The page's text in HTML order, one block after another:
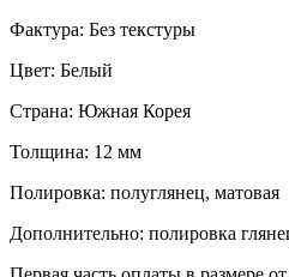
Фактура: Без текстуры
Цвет: Белый
Страна: Южная Корея
Толщина: 12 мм
Полировка: полуглянец, матовая
Дополнительно: полировка